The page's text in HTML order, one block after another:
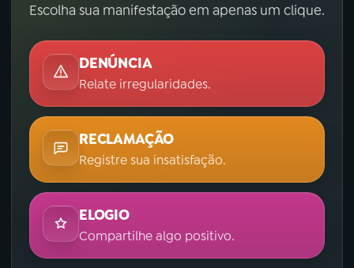
Escolha sua manifestação em apenas um clique.
DENÚNCIA
Relate irregularidades.
RECLAMAÇÃO
Registre sua insatisfação.
ELOGIO
Compartilhe algo positivo.